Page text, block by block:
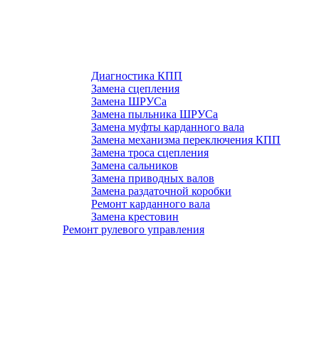
Диагностика КПП
Замена сцепления
Замена ШРУСа
Замена пыльника ШРУСа
Замена муфты карданного вала
Замена механизма переключения КПП
Замена троса сцепления
Замена сальников
Замена приводных валов
Замена раздаточной коробки
Ремонт карданного вала
Замена крестовин
Ремонт рулевого управления